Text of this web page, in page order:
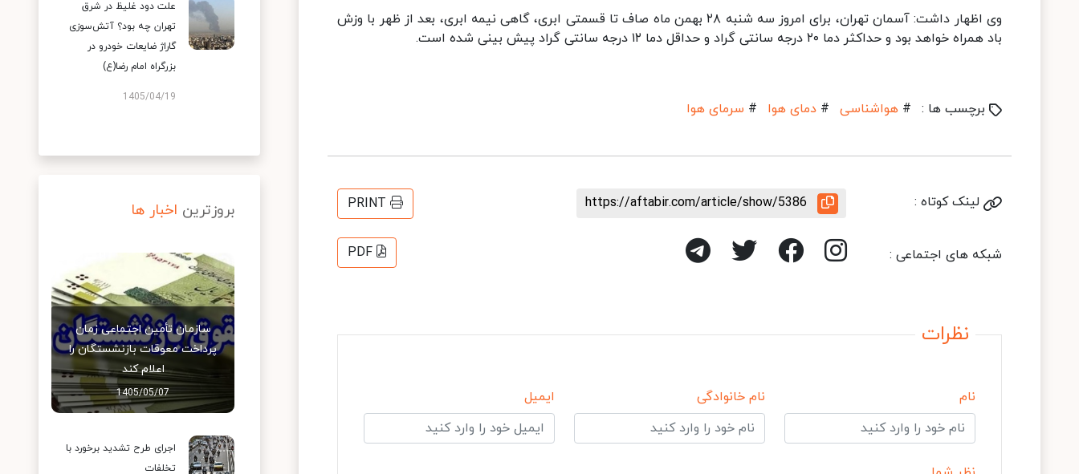
وی اظهار داشت: آسمان تهران، برای امروز سه شنبه ۲۸ بهمن ماه صاف تا قسمتی ابری، گاهی نیمه ابری، بعد از ظهر با وزش
باد همراه خواهد بود و حداکثر دما ۲۰ درجه سانتی گراد و حداقل دما ۱۲ درجه سانتی گراد پیش بینی شده است.
برچسب ها : # هواشناسی # دمای هوا # سرمای هوا
لینک کوتاه : https://aftabir.com/article/show/5386
PRINT
شبکه های اجتماعی : PDF
نظرات
نام نام خانوادگی ایمیل
علت دود غلیظ در شرق
تهران چه بود؟ آتش‌سوزی
گاراژ ضایعات خودرو در
بزرگراه امام رضا(ع)
1405/04/19
بروزترین اخبار ها
سازمان تأمین اجتماعی زمان
پرداخت معوقات بازنشستگان را
اعلام کند
1405/05/07
اجرای طرح تشدید برخورد با
تخلفات